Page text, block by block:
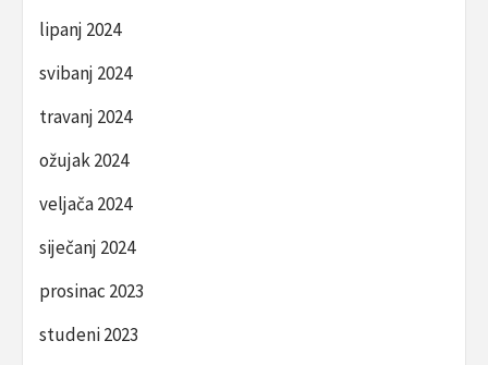
lipanj 2024
svibanj 2024
travanj 2024
ožujak 2024
veljača 2024
siječanj 2024
prosinac 2023
studeni 2023